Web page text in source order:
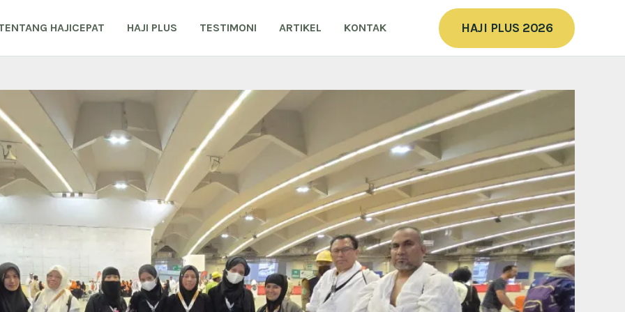
HAJICEPAT HAJI PLUS TESTIMONI ARTIKEL KONTAK HAJI PLUS 2026